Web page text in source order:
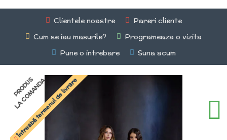
Clientele noastre
Pareri cliente
Cum se iau masurile?
Programeaza o vizita
Pune o intrebare
Suna acum
PRODUS
LA COMANDA
Întreabă termenul de livrare